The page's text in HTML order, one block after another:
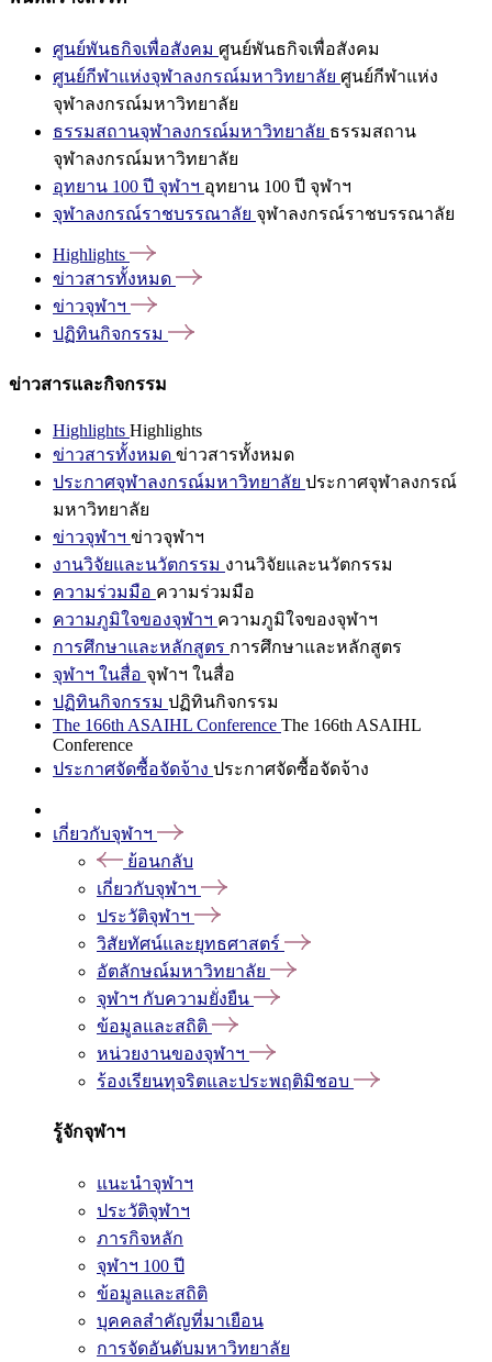
ศูนย์พันธกิจเพื่อสังคม ศูนย์พันธกิจเพื่อสังคม
ศูนย์กีฬาแห่งจุฬาลงกรณ์มหาวิทยาลัย ศูนย์กีฬาแห่ง
จุฬาลงกรณ์มหาวิทยาลัย
ธรรมสถานจุฬาลงกรณ์มหาวิทยาลัย ธรรมสถาน
จุฬาลงกรณ์มหาวิทยาลัย
อุทยาน 100 ปี จุฬาฯ อุทยาน 100 ปี จุฬาฯ
จุฬาลงกรณ์ราชบรรณาลัย จุฬาลงกรณ์ราชบรรณาลัย
Highlights
ข่าวสารทั้งหมด
ข่าวจุฬาฯ
ปฏิทินกิจกรรม
ข่าวสารและกิจกรรม
Highlights Highlights
ข่าวสารทั้งหมด ข่าวสารทั้งหมด
ประกาศจุฬาลงกรณ์มหาวิทยาลัย ประกาศจุฬาลงกรณ์
มหาวิทยาลัย
ข่าวจุฬาฯ ข่าวจุฬาฯ
งานวิจัยและนวัตกรรม งานวิจัยและนวัตกรรม
ความร่วมมือ ความร่วมมือ
ความภูมิใจของจุฬาฯ ความภูมิใจของจุฬาฯ
การศึกษาและหลักสูตร การศึกษาและหลักสูตร
จุฬาฯ ในสื่อ จุฬาฯ ในสื่อ
ปฏิทินกิจกรรม ปฏิทินกิจกรรม
The 166th ASAIHL Conference The 166th ASAIHL
Conference
ประกาศจัดซื้อจัดจ้าง ประกาศจัดซื้อจัดจ้าง
เกี่ยวกับจุฬาฯ
ย้อนกลับ
เกี่ยวกับจุฬาฯ
ประวัติจุฬาฯ
วิสัยทัศน์และยุทธศาสตร์
อัตลักษณ์มหาวิทยาลัย
จุฬาฯ กับความยั่งยืน
ข้อมูลและสถิติ
หน่วยงานของจุฬาฯ
ร้องเรียนทุจริตและประพฤติมิชอบ
รู้จักจุฬาฯ
แนะนำจุฬาฯ
ประวัติจุฬาฯ
ภารกิจหลัก
จุฬาฯ 100 ปี
ข้อมูลและสถิติ
บุคคลสำคัญที่มาเยือน
การจัดอันดับมหาวิทยาลัย